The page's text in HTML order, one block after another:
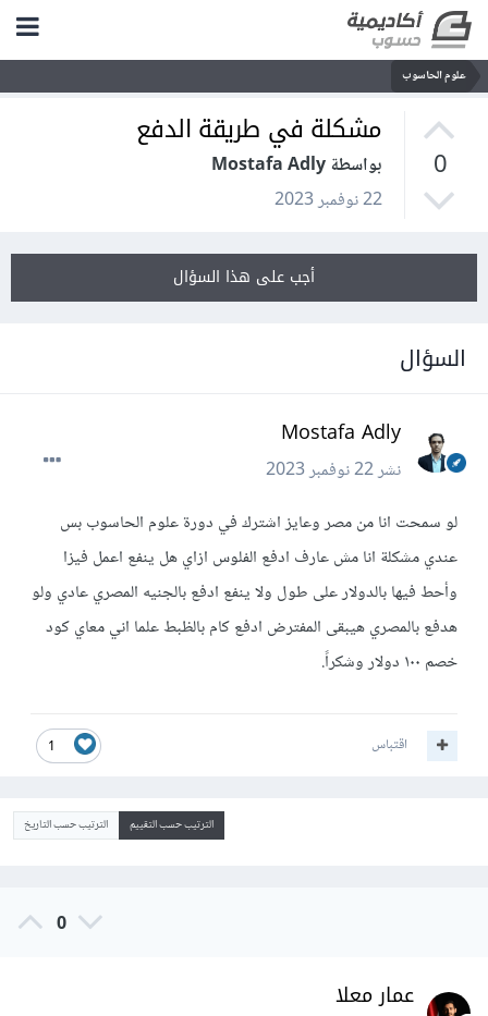
علوم الحاسوب
0
مشكلة في طريقة الدفع
بواسطة Mostafa Adly
22 نوفمبر 2023
أجب على هذا السؤال
السؤال
Mostafa Adly
نشر22 نوفمبر 2023
لو سمحت انا من مصر وعايز اشترك في دورة علوم الحاسوب بس
عندي مشكلة انا مش عارف ادفع الفلوس ازاي هل ينفع اعمل فيزا
وأحط فيها بالدولار على طول ولا ينفع ادفع بالجنيه المصري عادي ولو
هدفع بالمصري هيبقى المفترض ادفع كام بالظبط علما اني معاي كود
خصم ١٠٠ دولار وشكراً.
1 اقتباس
الترتيب حسب التقييم الترتيب حسب التاريخ
0
عمار معلا